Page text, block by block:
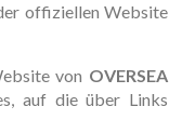
offiziellen Website
von OVERSEA
auf die über Links